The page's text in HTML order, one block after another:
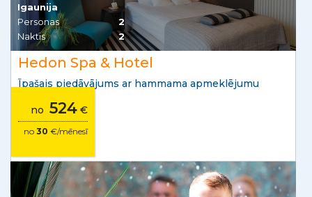
Igaunija
Personas
2
Naktis
2
Hedon Spa & Hotel
Īpašais piedāvājums ar hammama apmeklējumu
no 524 €
no 30 €/mēnesī